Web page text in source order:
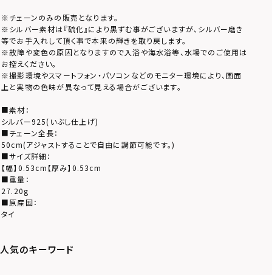
※チェーンのみの販売となります。
※シルバー素材は『硫化』により黒ずむ事がございますが、シルバー磨き
等でお手入れして頂く事で本来の輝きを取り戻します。
※故障や変色の原因となりますので入浴や海水浴等、水場でのご使用は
お控えください。
※撮影環境やスマートフォン・パソコンなどのモニター環境により、画面
上と実物の色味が異なって見える場合がございます。
■素材：
シルバー925(いぶし仕上げ)
■チェーン全長：
50cm(アジャストすることで自由に調節可能です。)
■サイズ詳細：
【幅】0.53cm【厚み】0.53cm
■重量：
27.20g
■原産国：
タイ